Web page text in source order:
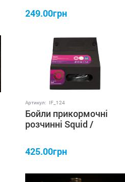
FISH
249.00грн
Артикул: IF_124
Бойли прикормочні
розчинні Squid /
425.00грн